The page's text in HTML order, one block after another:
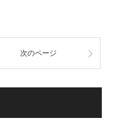
次のページ